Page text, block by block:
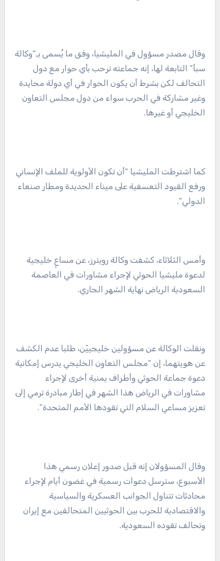
وقال مصدر مسؤول في المليشيا، وفق ما يُسمى بـ”وكالة
سبأ” التابعة لها، إنه جماعته ترحب بأي حوار مع دول
التحالف لكن بشرط أن يكون الحوار في أي دولة محايدة
وغير مشاركة في الحرب سواء من دول مجلس التعاون
الخليجي أو غيرها.
كما اشترطت المليشيا “أن تكون الأولوية للملف الإنساني
ورفع القيود التعسفية على ميناء الحديدة ومطار صنعاء
الدولي”.
وأمس الثلاثاء، كشفت وكالة رويترز، عن مساعٍ خليجية
لدعوة مليشيا الحوثي لإجراء مشاورات في العاصمة
السعودية الرياض نهاية الشهر الجاري.
ونقلت الوكالة عن مسؤولين خليجييّن، طلبا عدم الكشف
عن هويتهما، إن “مجلس التعاون الخليجي يدرس إمكانية
دعوة جماعة الحوثي وأطراف يمنية أخرى لإجراء
مشاورات في الرياض هذا الشهر في إطار مبادرة ترمي إلى
تعزيز مساعي السلام التي تقودها الأمم المتحدة”.
وقال المسؤولان إنه قبل صدور إعلان رسمي هذا
الأسبوع، سترسل دعوات رسمية في غضون أيام لإجراء
محادثات تتناول الجوانب العسكرية والسياسية
والاقتصادية للحرب بين الحوثيين المتحالفين مع إيران
وتحالف تقوده السعودية.